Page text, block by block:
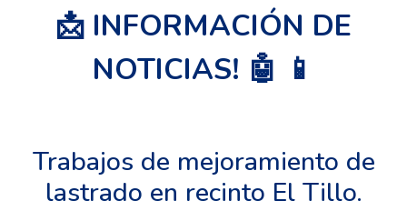
📩 INFORMACIÓN DE
NOTICIAS! 🤖 📱
Trabajos de mejoramiento de
lastrado en recinto El Tillo.